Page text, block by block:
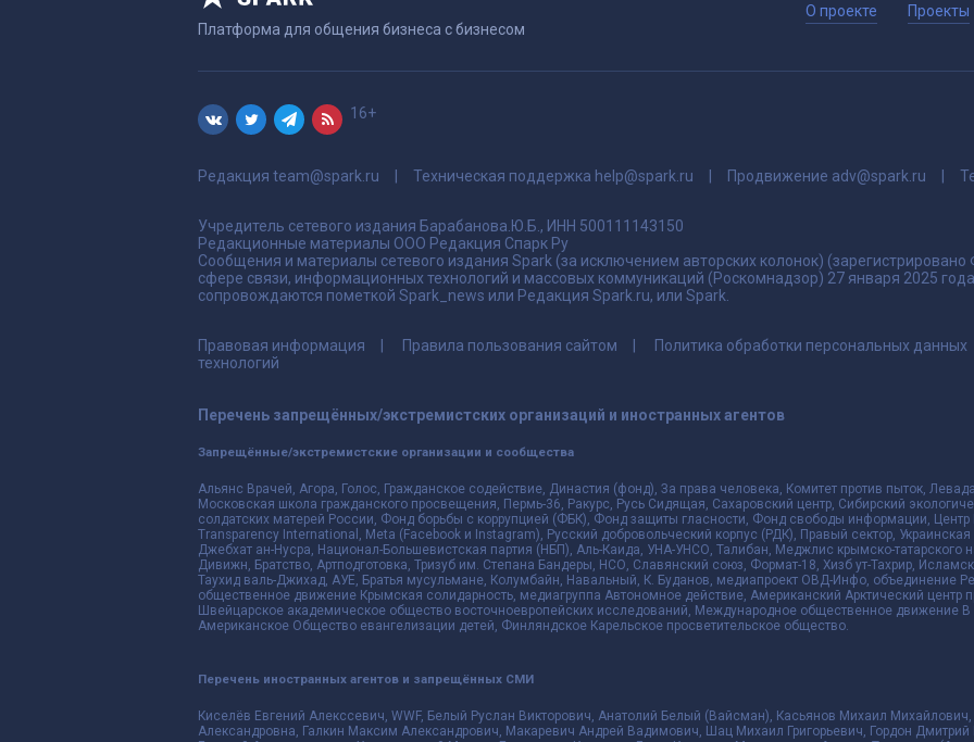
Платформа для общения бизнеса с бизнесом
О проекте Проекты
16+
Редакция team@spark.ru Техническая поддержка help@spark.ru Продвижение adv@spark.ru
Учредитель сетевого издания Барабанова.Ю.Б., ИНН 500111143150
Редакционные материалы ООО Редакция Спарк Ру
Сообщения и материалы сетевого издания Spark (за исключением авторских колонок)
сфере связи, информационных технологий и массовых коммуникаций (Роскомнадзор) 27 января 2025
сопровождаются пометкой Spark_news или Редакция Spark.ru, или Spark.
Правовая информация Правила пользования сайтом
Политика обработки персональных данных
технологий
Перечень запрещённых/экстремистских организаций и иностранных агентов
Запрещённые/экстремистские организации и сообщества
Альянс Врачей, Агора, Голос, Гражданское содействие, Династия (фонд), За права человека, Комитет против пыток,
Московская школа гражданского просвещения, Пермь-36, Ракурс, Русь Сидящая, Сахаровский центр, Сибирский
солдатских матерей России, Фонд борьбы с коррупцией (ФБК), Фонд защиты гласности, Фонд свободы информации,
Transparency International, Meta (Facebook и Instagram), Русский добровольческий корпус (РДК), Правый сектор,
Джебхат ан-Нусра, Национал-Большевистская партия (НБП), Аль-Каида, УНА-УНСО, Талибан, Меджлис крымско-татарского
Дивижн, Братство, Артподготовка, Тризуб им. Степана Бандеры, НСО, Славянский союз, Формат-18, Хизб ут-Тахрир,
Таухид валь-Джихад, АУЕ, Братья мусульмане, Колумбайн, Навальный, К. Буданов, медиапроект ОВД-Инфо, объединение
общественное движение Крымская солидарность, медиагруппа Автономное действие, Американский Арктический центр
Швейцарское академическое общество восточноевропейских исследований, Международное общественное движение В
Американское Общество евангелизации детей, Финляндское Карельское просветительское общество.
Перечень иностранных агентов и запрещённых СМИ
Киселёв Евгений Алекссевич, WWF, Белый Руслан Викторович, Анатолий Белый (Вайсман), Касьянов Михаил
Александровна, Галкин Максим Александрович, Макаревич Андрей Вадимович, Шац Михаил Григорьевич, Гордон